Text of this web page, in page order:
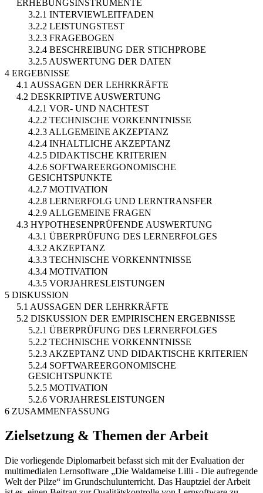
ERHEBUNGSINSTRUMENTE
3.2.1 INTERVIEWLEITFADEN
3.2.2 LEISTUNGSTEST
3.2.3 FRAGEBOGEN
3.2.4 BESCHREIBUNG DER STICHPROBE
3.2.5 AUSWERTUNG DER DATEN
4 ERGEBNISSE
4.1 AUSSAGEN DER LEHRKRÄFTE
4.2 DESKRIPTIVE AUSWERTUNG
4.2.1 VOR- UND NACHTEST
4.2.2 TECHNISCHE VORKENNTNISSE
4.2.3 ALLGEMEINE AKZEPTANZ
4.2.4 INHALTLICHE AKZEPTANZ
4.2.5 DIDAKTISCHE KRITERIEN
4.2.6 SOFTWAREERGONOMISCHE
GESICHTSPUNKTE
4.2.7 MOTIVATION
4.2.8 LERNERFOLG UND LERNTRANSFER
4.2.9 ALLGEMEINE FRAGEN
4.3 HYPOTHESENPRÜFENDE AUSWERTUNG
4.3.1 ÜBERPRÜFUNG DES LERNERFOLGES
4.3.2 AKZEPTANZ
4.3.3 TECHNISCHE VORKENNTNISSE
4.3.4 MOTIVATION
4.3.5 VORJAHRESLEISTUNGEN
5 DISKUSSION
5.1 AUSSAGEN DER LEHRKRÄFTE
5.2 DISKUSSION DER EMPIRISCHEN ERGEBNISSE
5.2.1 ÜBERPRÜFUNG DES LERNERFOLGES
5.2.2 TECHNISCHE VORKENNTNISSE
5.2.3 AKZEPTANZ UND DIDAKTISCHE KRITERIEN
5.2.4 SOFTWAREERGONOMISCHE
GESICHTSPUNKTE
5.2.5 MOTIVATION
5.2.6 VORJAHRESLEISTUNGEN
6 ZUSAMMENFASSUNG
Zielsetzung & Themen der Arbeit
Die vorliegende Diplomarbeit befasst sich mit der Evaluation der
multimedialen Lernsoftware „Die Waldameise Lilli - Die aufregende
Welt der Pilze“ im Grundschulunterricht. Das Hauptziel der Arbeit